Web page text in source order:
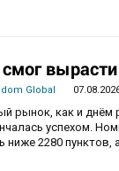
вырасти
Global
рынок, как и
успехом.
ниже 2280